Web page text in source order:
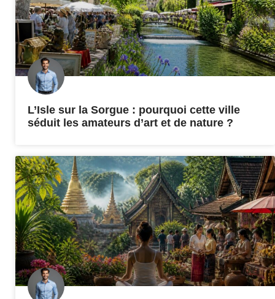
L’Isle sur la Sorgue : pourquoi cette ville
séduit les amateurs d’art et de nature ?